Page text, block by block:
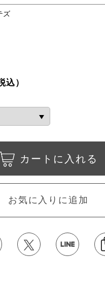
ズ
込）
カートに入れる
お気に入りに追加